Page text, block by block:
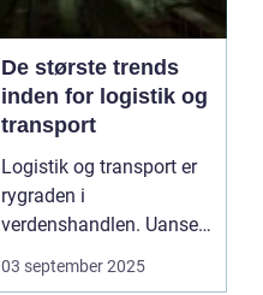
De største trends
inden for logistik og
transport
Logistik og transport er
rygraden i
verdenshandlen. Uanset
om vi taler dagligvarer til
supermarkedet,
03 september 2025